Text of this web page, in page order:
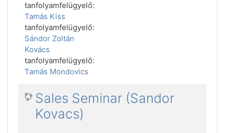
tanfolyamfelügyelő:
Tamás Kiss
tanfolyamfelügyelő:
Sándor Zoltán
Kovács
tanfolyamfelügyelő:
Tamás Mondovics
Sales Seminar (Sandor
Kovacs)